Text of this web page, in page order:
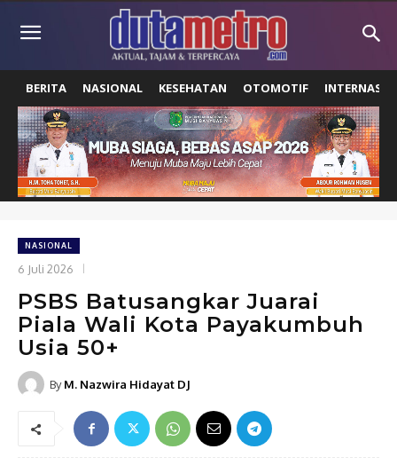
BERITA NASIONAL KESEHATAN OTOMOTIF
NASIONAL
6 Juli 2026
PSBS Batusangkar Juarai
Piala Wali Kota Payakumbuh
Usia 50+
By M. Nazwira Hidayat DJ